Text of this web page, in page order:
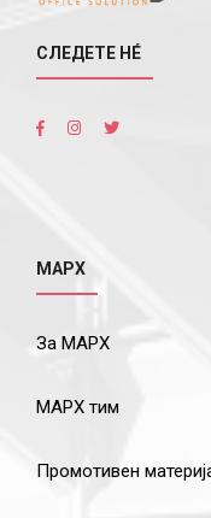
СЛЕДЕТЕ НÉ
МАРХ
За МАРХ
МАРХ тим
Промотивен